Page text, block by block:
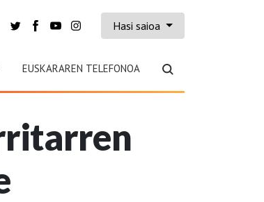
Hasi saioa
EUSKARAREN TELEFONOA